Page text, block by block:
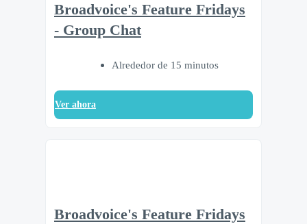
Broadvoice's Feature Fridays
- Group Chat
Alrededor de 15 minutos
Ver ahora
Broadvoice's Feature Fridays